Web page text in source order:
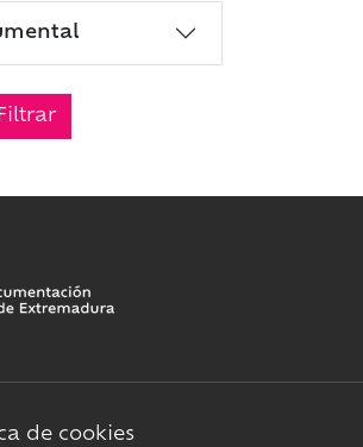
Filtrar
de cookies